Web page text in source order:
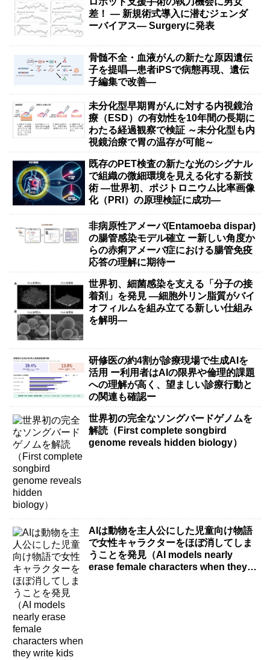
差！ — 新規術式導入に潜むジェンダ
ーバイアス— Surgeryに発表
骨髄不全・血液がんの新たな原因遺伝
子を提唱―患者iPSで病態再現、遺伝
子編集で改善―
未分化型早期胃がんに対する内視鏡治
療（ESD）の有効性を10年間の長期に
わたる経過観察で検証 ～未分化型も内
視鏡治療で胃の温存が可能～
既存のPET検査の新たな光のシグナル
で組織の微細環境を見える化する新技
術 ―世界初、ポジトロニウム比率画像
化（PRI）の原理検証に成功―
非病原性アメーバ(Entamoeba dispar)
の腸管感染モデル確立 ー新しい角度か
らの赤痢アメーバ症における腸管免疫
応答の理解に期待ー
世界初、細菌感染を支える「分子の接
着剤」を発見 ―細胞外リン脂質がバイ
オフィルムを組み立てる新しい仕組み
を解明―
研修医の約4割が診療現場で生成AIを
活用 ー利用者はAIの限界や倫理的課題
への理解が高く、望ましい診療行動と
の関連も確認ー
世界初の完全なソングバードゲノムを
解読（First complete songbird
genome reveals hidden biology）
AIは動物を主人公にした児童向け物語
で女性キャラクターをほぼ消してしま
うことを発見（AI models nearly
erase female characters when they